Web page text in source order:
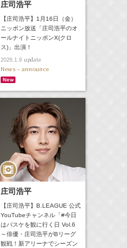
庄司浩平
【庄司浩平】1月16日（金）
ニッポン放送「庄司浩平のオ
ールナイトニッポンX(クロ
ス)」出演！
2026.1.9update
News - announce
庄司浩平
【庄司浩平】B.LEAGUE 公式
YouTubeチャンネル「#今日
はバスケを観に行く日 Vol.6
～俳優・庄司浩平がBリーグ
観戦！新アリーナでシーズン